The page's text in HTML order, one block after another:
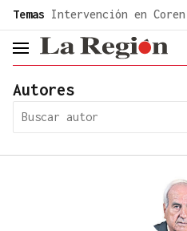
common.go-to-content
Temas Intervención en Coren
header.menu.open
Autores